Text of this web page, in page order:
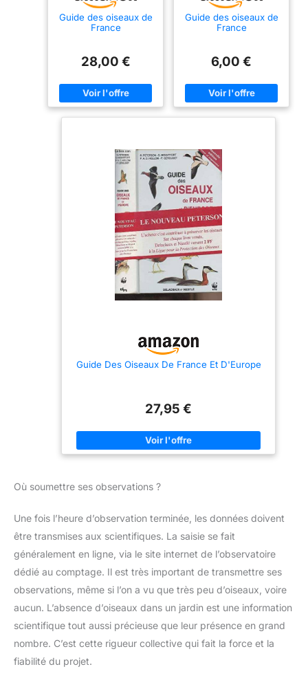
Guide des oiseaux de
France
28,00 €
Guide des oiseaux de
France
6,00 €
Guide Des Oiseaux De France Et D'Europe
27,95 €
Où soumettre ses observations ?
Une fois l’heure d’observation terminée, les données doivent
être transmises aux scientifiques. La saisie se fait
généralement en ligne, via le site internet de l’observatoire
dédié au comptage. Il est très important de transmettre ses
observations, même si l’on a vu que très peu d’oiseaux, voire
aucun. L’absence d’oiseaux dans un jardin est une information
scientifique tout aussi précieuse que leur présence en grand
nombre. C’est cette rigueur collective qui fait la force et la
fiabilité du projet.